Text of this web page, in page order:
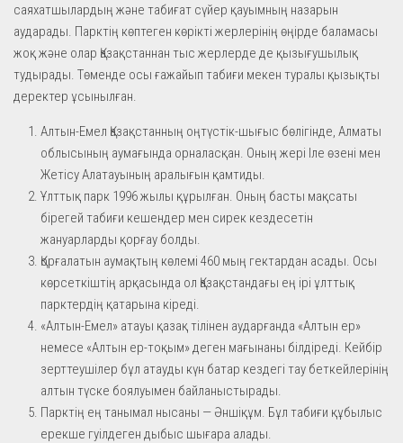
саяхатшылардың және табиғат сүйер қауымның назарын
аударады. Парктің көптеген көрікті жерлерінің өңірде баламасы
жоқ және олар Қазақстаннан тыс жерлерде де қызығушылық
тудырады. Төменде осы ғажайып табиғи мекен туралы қызықты
деректер ұсынылған.
Алтын-Емел Қазақстанның оңтүстік-шығыс бөлігінде, Алматы
облысының аумағында орналасқан. Оның жері Іле өзені мен
Жетісу Алатауының аралығын қамтиды.
Ұлттық парк 1996 жылы құрылған. Оның басты мақсаты
бірегей табиғи кешендер мен сирек кездесетін
жануарларды қорғау болды.
Қорғалатын аумақтың көлемі 460 мың гектардан асады. Осы
көрсеткіштің арқасында ол Қазақстандағы ең ірі ұлттық
парктердің қатарына кіреді.
«Алтын-Емел» атауы қазақ тілінен аударғанда «Алтын ер»
немесе «Алтын ер-тоқым» деген мағынаны білдіреді. Кейбір
зерттеушілер бұл атауды күн батар кездегі тау беткейлерінің
алтын түске боялуымен байланыстырады.
Парктің ең танымал нысаны — Әншіқұм. Бұл табиғи құбылыс
ерекше гуілдеген дыбыс шығара алады.